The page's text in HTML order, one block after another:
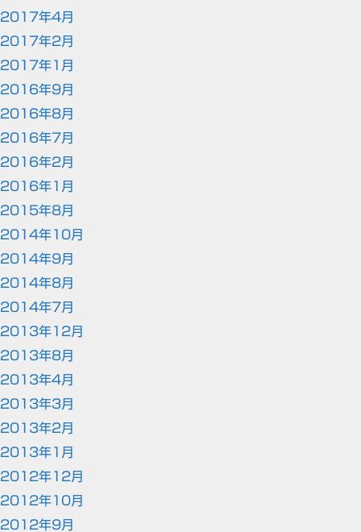
2017年4月
2017年2月
2017年1月
2016年9月
2016年8月
2016年7月
2016年2月
2016年1月
2015年8月
2014年10月
2014年9月
2014年8月
2014年7月
2013年12月
2013年8月
2013年4月
2013年3月
2013年2月
2013年1月
2012年12月
2012年10月
2012年9月